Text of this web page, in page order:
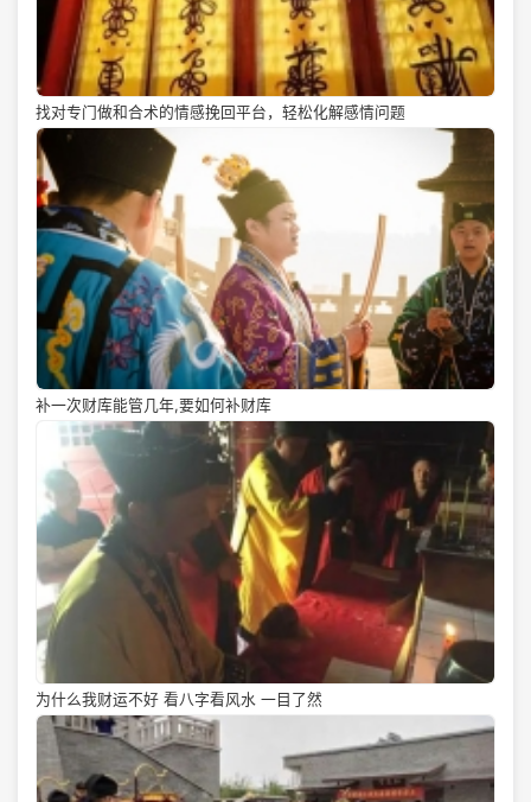
找对专门做和合术的情感挽回平台，轻松化解感情问题
补一次财库能管几年,要如何补财库
为什么我财运不好 看八字看风水 一目了然